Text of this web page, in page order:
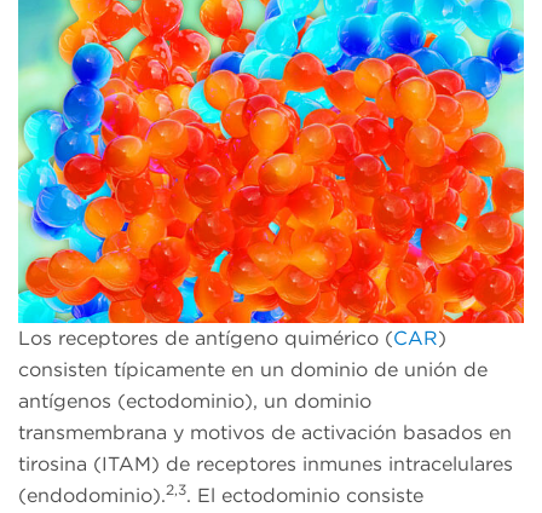
Los receptores de antígeno quimérico (CAR)
consisten típicamente en un dominio de unión de
antígenos (ectodominio), un dominio
transmembrana y motivos de activación basados en
tirosina (ITAM) de receptores inmunes intracelulares
(endodominio).2,3. El ectodominio consiste